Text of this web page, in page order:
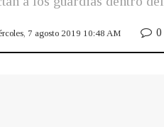
7 agosto 2019 10:48 AM 0